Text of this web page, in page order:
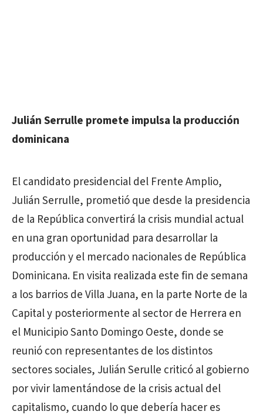
Julián Serrulle promete impulsa la producción
dominicana
El candidato presidencial del Frente Amplio,
Julián Serrulle, prometió que desde la presidencia
de la República convertirá la crisis mundial actual
en una gran oportunidad para desarrollar la
producción y el mercado nacionales de República
Dominicana. En visita realizada este fin de semana
a los barrios de Villa Juana, en la parte Norte de la
Capital y posteriormente al sector de Herrera en
el Municipio Santo Domingo Oeste, donde se
reunió con representantes de los distintos
sectores sociales, Julián Serulle criticó al gobierno
por vivir lamentándose de la crisis actual del
capitalismo, cuando lo que debería hacer es